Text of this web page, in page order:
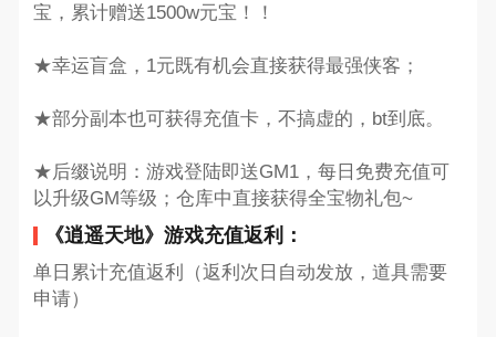
宝，累计赠送1500w元宝！！
★幸运盲盒，1元既有机会直接获得最强侠客；
★部分副本也可获得充值卡，不搞虚的，bt到底。
★后缀说明：游戏登陆即送GM1，每日免费充值可
以升级GM等级；仓库中直接获得全宝物礼包~
《逍遥天地》游戏充值返利：
单日累计充值返利（返利次日自动发放，道具需要
申请）